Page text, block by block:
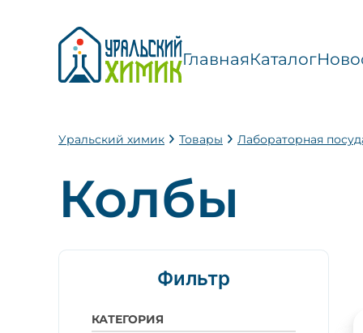
ГлавнаяКаталог
Уральский химик Товары Лабораторная
Колбы
Фильтр
КАТЕГОРИЯ